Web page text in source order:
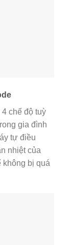
chế độ tuỳ
gia đình
tự điều
nhiệt của
không bị quá